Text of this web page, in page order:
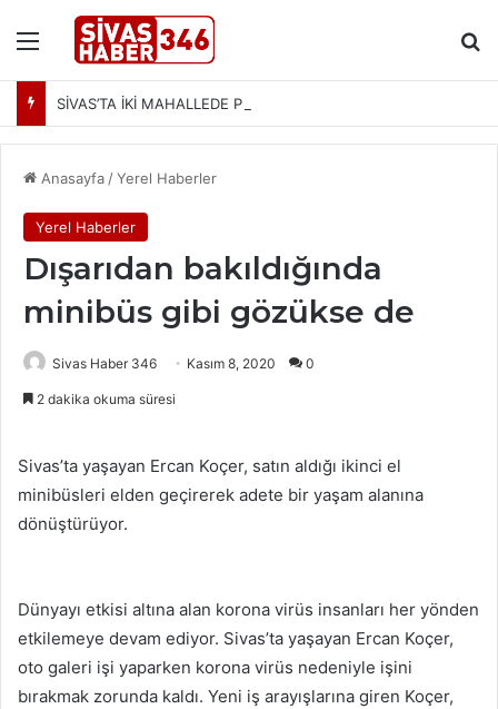
Menü
Anasayfa /Yerel Haberler
Yerel Haberler
Dışarıdan bakıldığında
minibüs gibi gözükse de
Sivas Haber 346 Kasım 8, 2020 0
2 dakika okuma süresi
Sivas’ta yaşayan Ercan Koçer, satın aldığı ikinci el
minibüsleri elden geçirerek adete bir yaşam alanına
dönüştürüyor.
Dünyayı etkisi altına alan korona virüs insanları her yönden
etkilemeye devam ediyor. Sivas’ta yaşayan Ercan Koçer,
oto galeri işi yaparken korona virüs nedeniyle işini
bırakmak zorunda kaldı. Yeni iş arayışlarına giren Koçer,